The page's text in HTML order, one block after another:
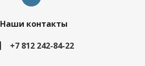
Наши контакты
+7 812 242-84-22